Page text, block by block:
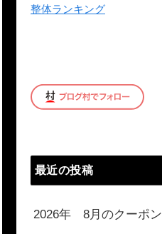
整体ランキング
最近の投稿
2026年 8月のクーポン